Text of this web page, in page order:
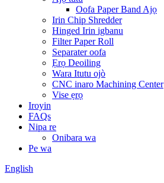
Oofa Paper Band Ajọ
Irin Chip Shredder
Hinged Irin igbanu
Filter Paper Roll
Separater oofa
Ẹrọ Deoiling
Wara Itutu ojò
CNC inaro Machining Center
Vise ẹrọ
Iroyin
FAQs
Nipa re
Onibara wa
Pe wa
English